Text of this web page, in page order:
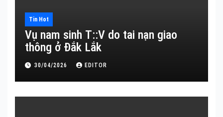
Tin Hot
Vụ nam sinh T::V do tai nạn giao
thông ở Đắk Lắk
30/04/2026 EDITOR